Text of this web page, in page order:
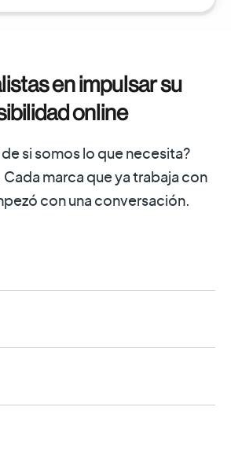
en impulsar su
online
si somos lo que necesita?
marca que ya trabaja con
con una conversación.